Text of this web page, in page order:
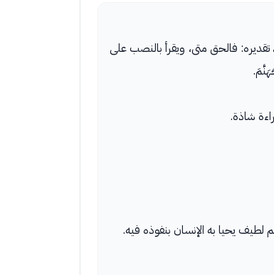
فالحق متى، ويقرأ بالنصب على
شاذة.
يحيا به الإنسان بنفوذه فيه.